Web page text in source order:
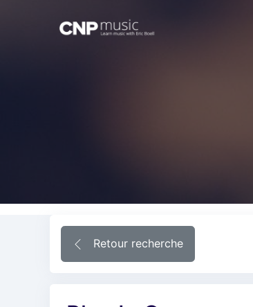
Retour recherche